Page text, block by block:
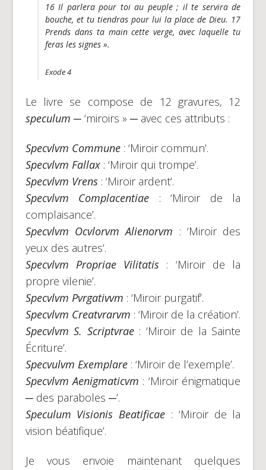
16 Il parlera pour toi au peuple ; il te servira de
bouche, et tu tiendras pour lui la place de Dieu. 17
Prends dans ta main cette verge, avec laquelle tu
feras les signes ».
Exode 4
Le livre se compose de 12 gravures, 12
speculum ─ ‘miroirs » ─ avec ces attributs :
Specvlvm Commune: ‘Miroir commun’.
Specvlvm Fallax: ‘Miroir qui trompe’.
Specvlvm Vrens: ‘Miroir ardent’.
Specvlvm Complacentiae : ‘Miroir de la
complaisance’.
Specvlvm Ocvlorvm Alienorvm : ‘Miroir des
yeux des autres’.
Specvlvm Propriae Vilitatis : ‘Miroir de la
propre vilenie’.
Specvlvm Pvrgativvm : ‘Miroir purgatif’.
Specvlvm Creatvrarvm : ‘Miroir de la création’.
Specvlvm S. Scriptvrae: ‘Miroir de la Sainte
Écriture’.
Specvulvm Exemplare: ‘Miroir de l’exemple’.
Specvlvm Aenigmaticvm : ‘Miroir énigmatique
─ des paraboles ─’.
Speculum Visionis Beatificae : ‘Miroir de la
vision béatifique’.
Je vous envoie maintenant quelques